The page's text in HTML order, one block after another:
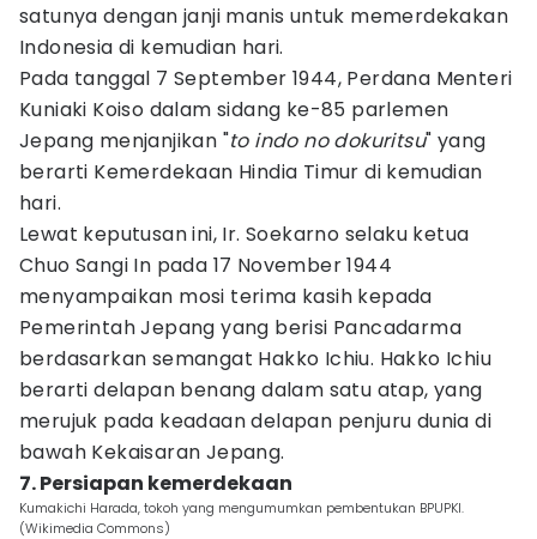
satunya dengan janji manis untuk memerdekakan
Indonesia di kemudian hari.
Pada tanggal 7 September 1944, Perdana Menteri
Kuniaki Koiso dalam sidang ke-85 parlemen
Jepang menjanjikan "to indo no dokuritsu" yang
berarti Kemerdekaan Hindia Timur di kemudian
hari.
Lewat keputusan ini, Ir. Soekarno selaku ketua
Chuo Sangi In pada 17 November 1944
menyampaikan mosi terima kasih kepada
Pemerintah Jepang yang berisi Pancadarma
berdasarkan semangat Hakko Ichiu. Hakko Ichiu
berarti delapan benang dalam satu atap, yang
merujuk pada keadaan delapan penjuru dunia di
bawah Kekaisaran Jepang.
7. Persiapan kemerdekaan
Kumakichi Harada, tokoh yang mengumumkan pembentukan BPUPKI.
(Wikimedia Commons)